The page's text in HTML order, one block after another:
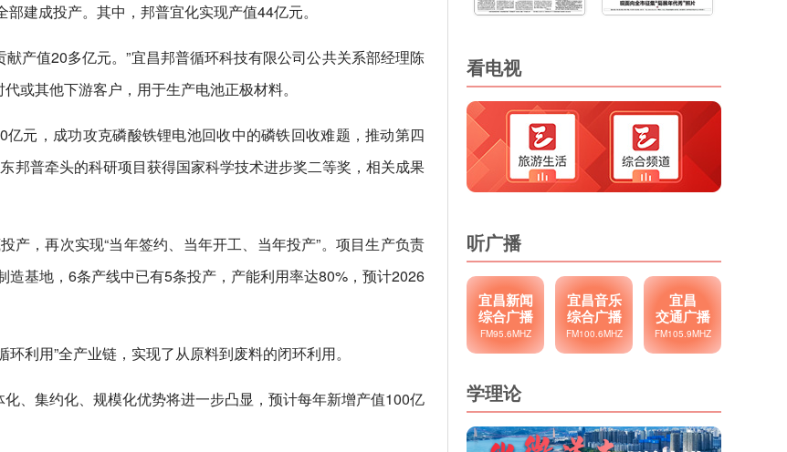
建成投产。其中，邦普宜化实现产值44亿元。
产值20多亿元。”宜昌邦普循环科技有限公司公共关系部经理陈
或其他下游客户，用于生产电池正极材料。
元，成功攻克磷酸铁锂电池回收中的磷铁回收难题，推动第四
邦普牵头的科研项目获得国家科学技术进步奖二等奖，相关成果
，再次实现“当年签约、当年开工、当年投产”。项目生产负责
造基地，6条产线中已有5条投产，产能利用率达80%，预计2026
用”全产业链，实现了从原料到废料的闭环利用。
、集约化、规模化优势将进一步凸显，预计每年新增产值100亿
看电视
听广播
宜昌新闻
综合广播
FM95.6MHZ
宜昌音乐
综合广播
FM100.6MHZ
宜昌
交通广播
FM105.9MHZ
学理论